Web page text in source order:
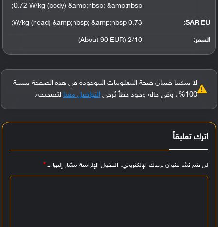
0.72 W/kg (body) &amp;nbsp; &amp;nbsp;
SAR EU:
0.73 W/kg (head) &amp;nbsp; &amp;nbsp;
السعر: 2/10 (About 90 EUR)
لا يمكننا ضمان صحة المعلومات الموجودة في هذه الصفحة بنسبة
100%، وفي حالة وجود خطأ يُرجى
التواصل معنا لتصحيحه.
اترك تعليقاً
لن يتم نشر عنوان بريدك الإلكتروني. الحقول الإلزامية مشار إليها بـ*